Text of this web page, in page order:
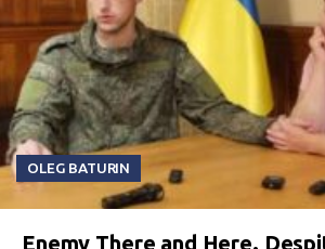
OLEG BATURIN
Enemy There and Here.